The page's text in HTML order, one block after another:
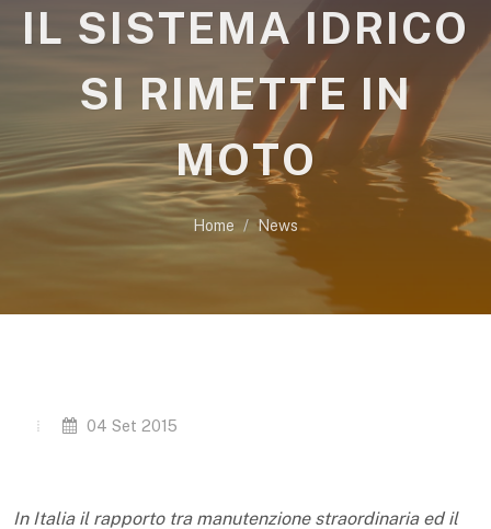
IL SISTEMA IDRICO
SI RIMETTE IN
MOTO
Home News
04 Set 2015
In Italia il rapporto tra manutenzione straordinaria ed il